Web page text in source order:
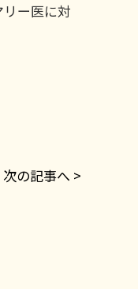
ー医に対
次の記事へ >